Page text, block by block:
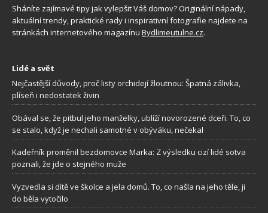
Sháníte zajímavé tipy jak vylepšit Váš domov? Originální nápady,
aktuální trendy, praktické rady i inspirativní fotografie najdete na
stránkách internetového magazínu Bydlimeutulne.cz.
Lidé a svět
Nejčastější důvody, proč listy orchidejí žloutnou: Špatná zálivka,
plíseň i nedostatek živin
Obával se, že pitbul jeho manželky, ublíží novorozené dceři. To, co
se stalo, když je nechali samotné v obýváku, nečekal
Kadeřník proměnil bezdomovce Marka: Z výsledku cizí lidé sotva
poznali, že jde o stejného muže
Vyzvedla si dítě ve školce a jela domů. To, co našla na jeho těle, ji
do běla vytočilo